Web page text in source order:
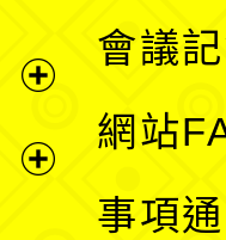
單
會議
網站
事項